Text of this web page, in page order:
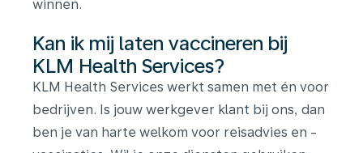
winnen.
Kan ik mij laten vaccineren bij
KLM Health Services?
KLM Health Services werkt samen met én voor
bedrijven. Is jouw werkgever klant bij ons, dan
ben je van harte welkom voor reisadvies en -